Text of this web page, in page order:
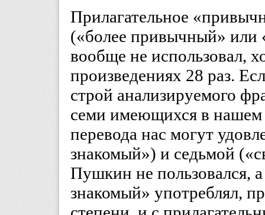
Прилагательное
(«более привычный»
вообще не использовал,
произведениях 28 раз.
строй анализируемого
семи имеющихся в нашем
перевода нас могут
знакомый») и седьмой
Пушкин не пользовался,
знакомый» употреблял,